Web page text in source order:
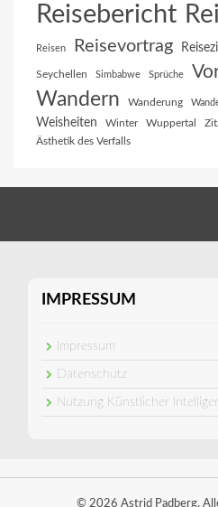
Reisebericht
Reisen Reisevortrag
Seychellen Simbabwe Sprüche
Wandern Wanderung
Weisheiten Winter Wuppertal
Ästhetik des Verfalls
IMPRESSUM
Impressum
Datenschutz
Nutzung Künstlicher
© 2026 Astrid Padberg.